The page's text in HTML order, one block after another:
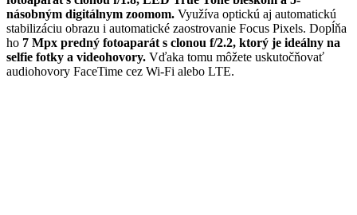
násobným digitálnym zoomom. Využíva optickú aj automatickú
stabilizáciu obrazu i automatické zaostrovanie Focus Pixels. Dopĺňa
ho 7 Mpx predný fotoaparát s clonou f/2.2, ktorý je ideálny na
selfie fotky a videohovory. Vďaka tomu môžete uskutočňovať
audiohovory FaceTime cez Wi-Fi alebo LTE.